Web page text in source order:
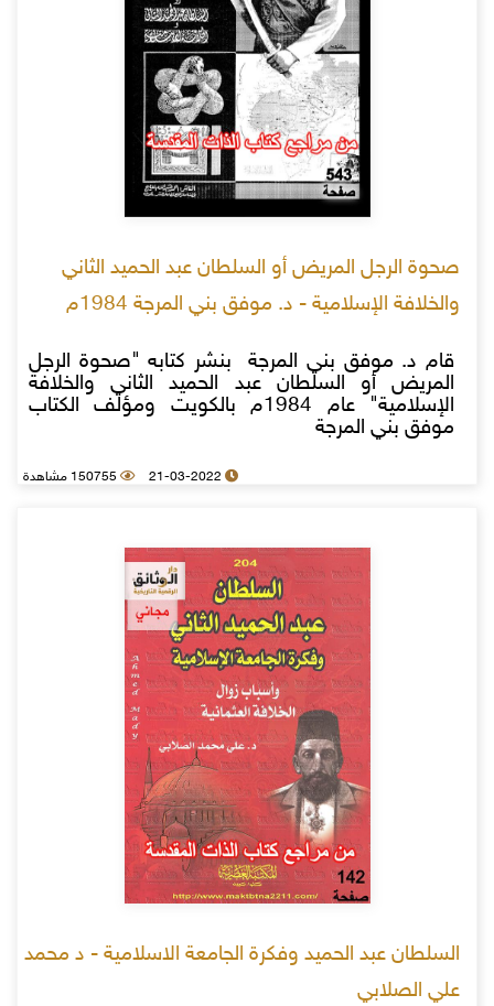
صحوة الرجل المريض أو السلطان عبد الحميد الثاني
والخلافة الإسلامية - د. موفق بني المرجة 1984م
قام د. موفق بني المرجة بنشر كتابه "صحوة الرجل
المريض أو السلطان عبد الحميد الثاني والخلافة
الإسلامية" عام 1984م بالكويت ومؤلف الكتاب
موفق بني المرجة
21-03-2022 150755 مشاهدة
السلطان عبد الحميد وفكرة الجامعة الاسلامية - د محمد
علي الصلابي